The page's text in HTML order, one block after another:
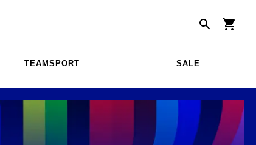
TEAMSPORT SALE